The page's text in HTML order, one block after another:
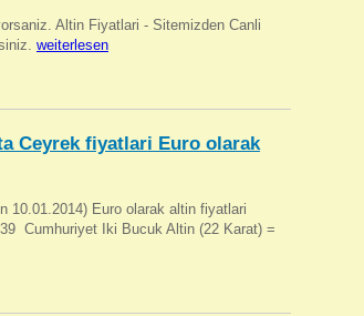
Altin Fiyatlari - Sitemizden Canli
weiterlesen
Ceyrek fiyatlari Euro olarak
10.01.2014) Euro olarak altin fiyatlari
 Cumhuriyet Iki Bucuk Altin (22 Karat) =